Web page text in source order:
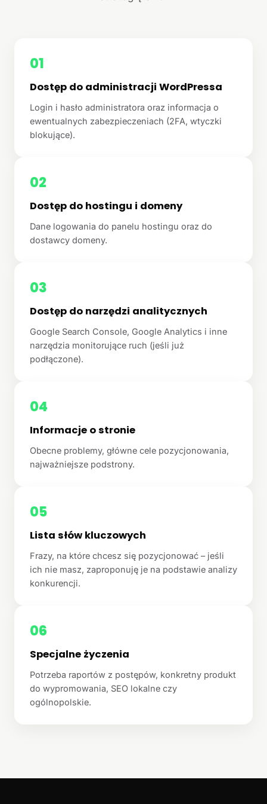
01
Dostęp do administracji WordPressa
Login i hasło administratora oraz informacja o
ewentualnych zabezpieczeniach (2FA, wtyczki
blokujące).
02
Dostęp do hostingu i domeny
Dane logowania do panelu hostingu oraz do
dostawcy domeny.
03
Dostęp do narzędzi analitycznych
Google Search Console, Google Analytics i inne
narzędzia monitorujące ruch (jeśli już
podłączone).
04
Informacje o stronie
Obecne problemy, główne cele pozycjonowania,
najważniejsze podstrony.
05
Lista słów kluczowych
Frazy, na które chcesz się pozycjonować – jeśli
ich nie masz, zaproponuję je na podstawie analizy
konkurencji.
06
Specjalne życzenia
Potrzeba raportów z postępów, konkretny produkt
do wypromowania, SEO lokalne czy
ogólnopolskie.